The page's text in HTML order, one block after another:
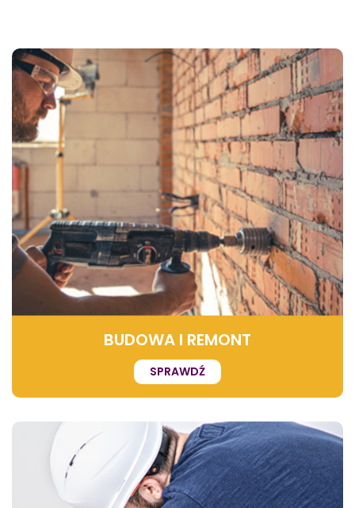
BUDOWA I REMONT
SPRAWDŹ